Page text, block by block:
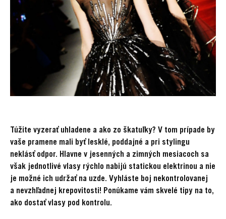
Túžite vyzerať uhladene a ako zo škatuľky? V tom prípade by
vaše pramene mali byť lesklé, poddajné a pri stylingu
neklásť odpor. Hlavne v jesenných a zimných mesiacoch sa
však jednotlivé vlasy rýchlo nabijú statickou elektrinou a nie
je možné ich udržať na uzde. Vyhláste boj nekontrolovanej
a nevzhľadnej krepovitosti! Ponúkame vám skvelé tipy na to,
ako dostať vlasy pod kontrolu.